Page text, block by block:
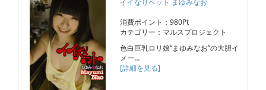
消費ポイント：980Pt
カテゴリー：マルスプロジェクト
色白巨乳ロリ娘“まゆみなお”の大胆イ
メー…
[詳細を見る]